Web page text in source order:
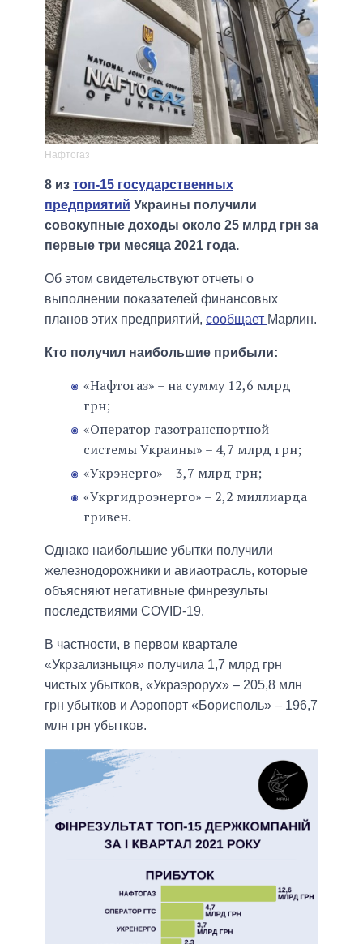
Нафтогаз
8 из топ-15 государственных
предприятий Украины получили
совокупные доходы около 25 млрд грн за
первые три месяца 2021 года.
Об этом свидетельствуют отчеты о
выполнении показателей финансовых
планов этих предприятий, сообщает Марлин.
Кто получил наибольшие прибыли:
«Нафтогаз» – на сумму 12,6 млрд
грн;
«Оператор газотранспортной
системы Украины» – 4,7 млрд грн;
«Укрэнерго» – 3,7 млрд грн;
«Укргидроэнерго» – 2,2 миллиарда
гривен.
Однако наибольшие убытки получили
железнодорожники и авиаотрасль, которые
объясняют негативные финрезульты
последствиями COVID-19.
В частности, в первом квартале
«Укрзализныця» получила 1,7 млрд грн
чистых убытков, «Украэрорух» – 205,8 млн
грн убытков и Аэропорт «Борисполь» – 196,7
млн грн убытков.